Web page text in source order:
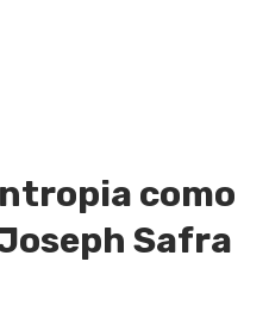
como
Safra